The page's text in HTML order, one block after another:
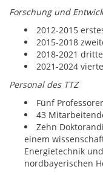
Forschung und
2012-2015
2015-2018
2018-2021
2021-2024
Personal des TTZ
Fünf
43
Zehn
einem
Energietechnik
nordbayerischen